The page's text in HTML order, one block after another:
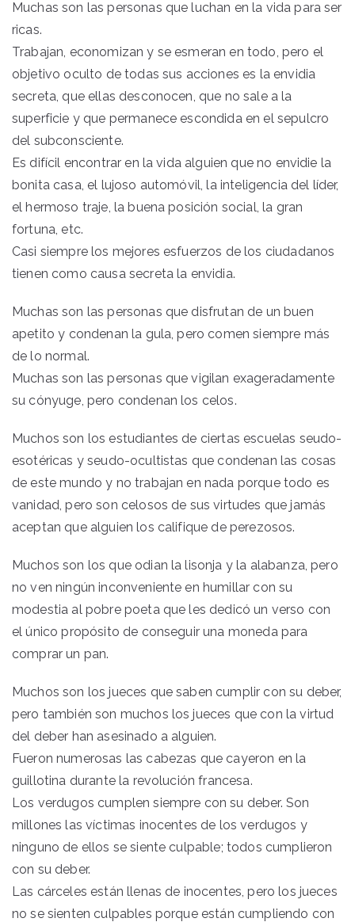
Muchas son las personas que luchan en la vida para ser
ricas.
Trabajan, economizan y se esmeran en todo, pero el
objetivo oculto de todas sus acciones es la envidia
secreta, que ellas desconocen, que no sale a la
superficie y que permanece escondida en el sepulcro
del subconsciente.
Es difícil encontrar en la vida alguien que no envidie la
bonita casa, el lujoso automóvil, la inteligencia del líder,
el hermoso traje, la buena posición social, la gran
fortuna, etc.
Casi siempre los mejores esfuerzos de los ciudadanos
tienen como causa secreta la envidia.
Muchas son las personas que disfrutan de un buen
apetito y condenan la gula, pero comen siempre más
de lo normal.
Muchas son las personas que vigilan exageradamente
su cónyuge, pero condenan los celos.
Muchos son los estudiantes de ciertas escuelas seudo-
esotéricas y seudo-ocultistas que condenan las cosas
de este mundo y no trabajan en nada porque todo es
vanidad, pero son celosos de sus virtudes que jamás
aceptan que alguien los califique de perezosos.
Muchos son los que odian la lisonja y la alabanza, pero
no ven ningún inconveniente en humillar con su
modestia al pobre poeta que les dedicó un verso con
el único propósito de conseguir una moneda para
comprar un pan.
Muchos son los jueces que saben cumplir con su deber,
pero también son muchos los jueces que con la virtud
del deber han asesinado a alguien.
Fueron numerosas las cabezas que cayeron en la
guillotina durante la revolución francesa.
Los verdugos cumplen siempre con su deber. Son
millones las víctimas inocentes de los verdugos y
ninguno de ellos se siente culpable; todos cumplieron
con su deber.
Las cárceles están llenas de inocentes, pero los jueces
no se sienten culpables porque están cumpliendo con